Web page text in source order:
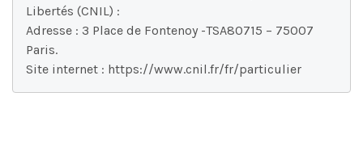
Libertés (CNIL) :
Adresse : 3 Place de Fontenoy -TSA80715 – 75007
Paris.